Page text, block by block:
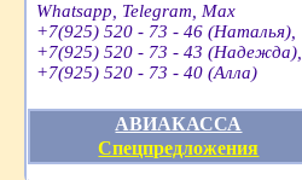
Whatsapp, Telegram, Max
+7(925) 520 - 73 - 46 (Наталья),
+7(925) 520 - 73 - 43 (Надежда),
+7(925) 520 - 73 - 40 (Алла)
АВИАКАССА
Спецпредложения